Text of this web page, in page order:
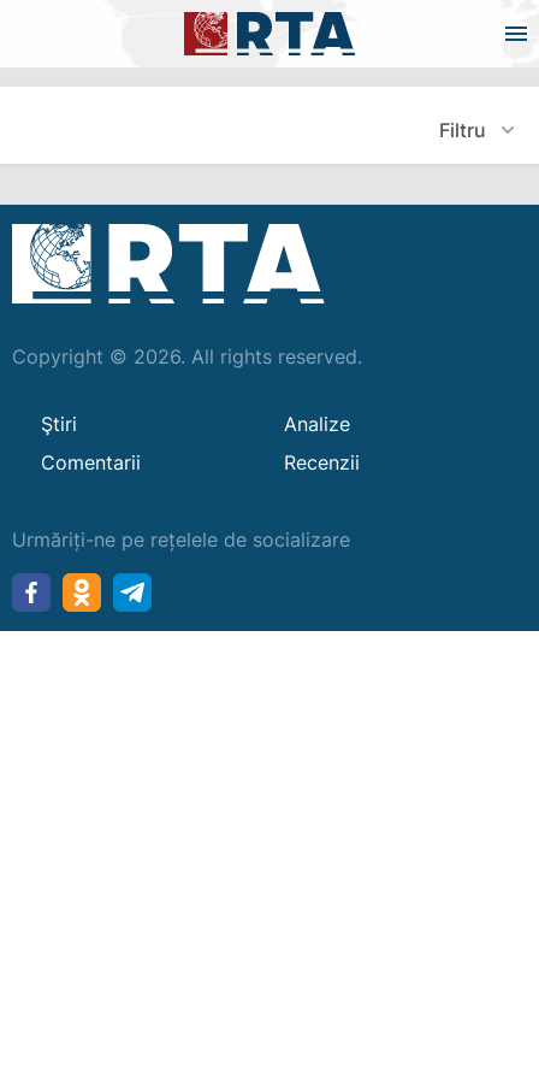
Filtru
Copyright © 2026. All rights reserved.
Ştiri
Analize
Comentarii
Recenzii
Urmăriți-ne pe rețelele de socializare